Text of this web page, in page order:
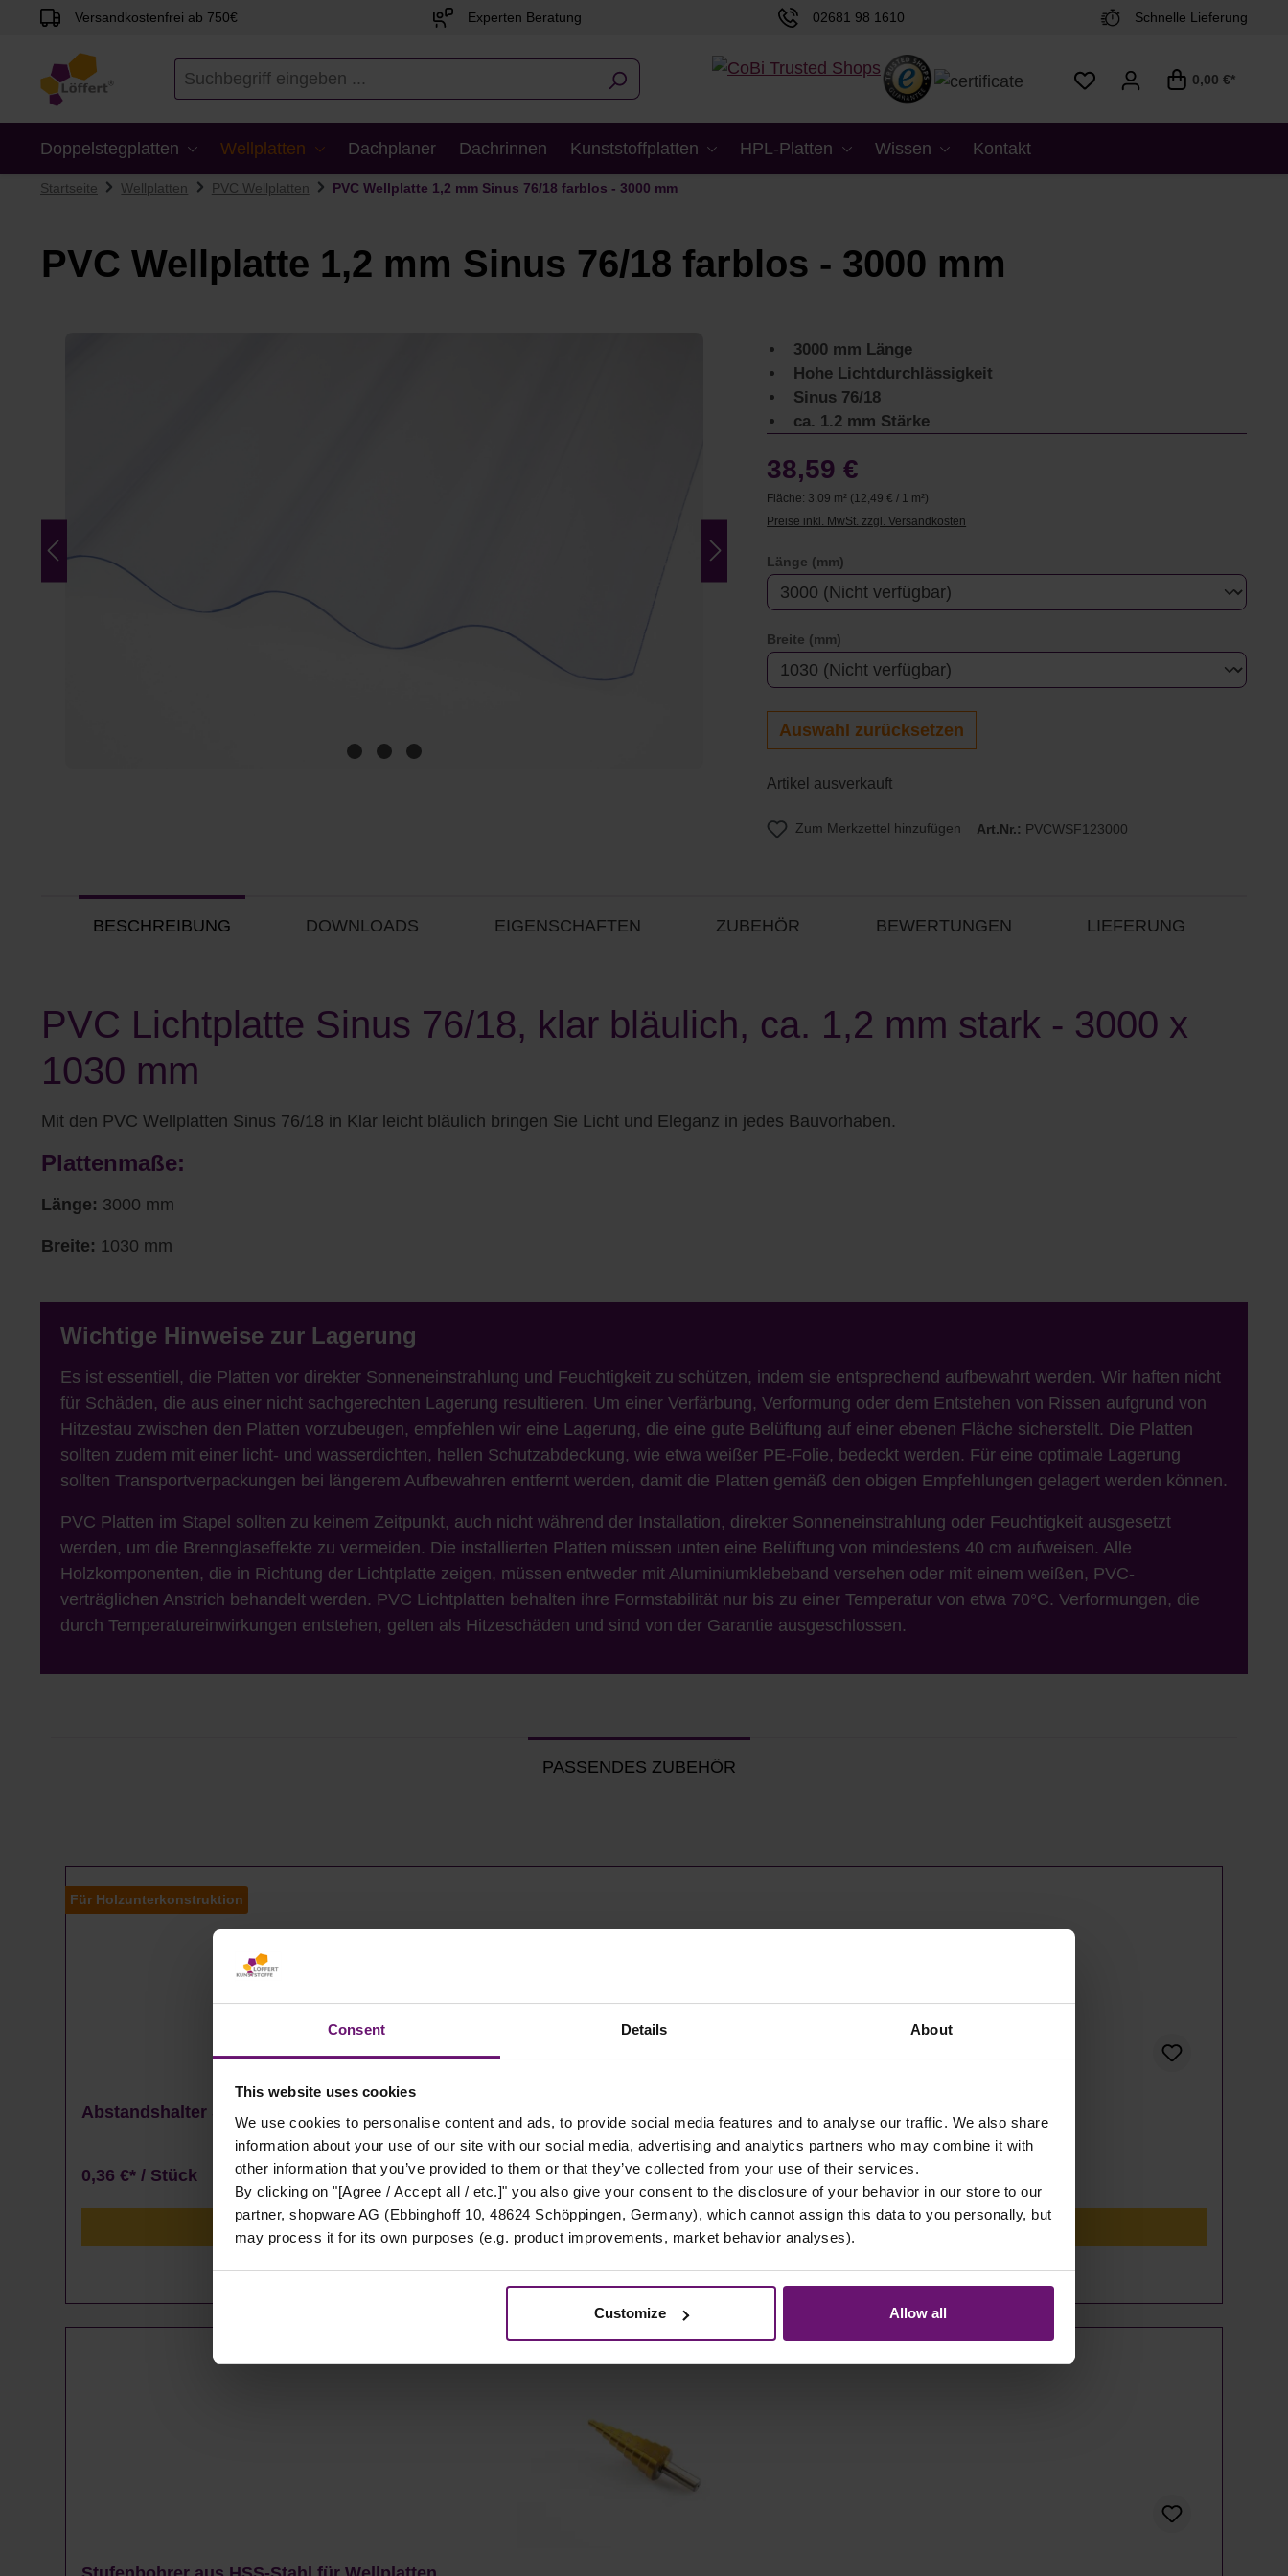
Consent Details About
This website uses cookies
We use cookies to personalise content and ads, to provide social media features and to analyse our traffic. We also share
information about your use of our site with our social media, advertising and analytics partners who may combine it with
other information that you’ve provided to them or that they’ve collected from your use of their services.
By clicking on "[Agree / Accept all / etc.]" you also give your consent to the disclosure of your behavior in our store to our
partner, shopware AG (Ebbinghoff 10, 48624 Schöppingen, Germany), which cannot assign this data to you personally, but
may process it for its own purposes (e.g. product improvements, market behavior analyses).
Customize Allow all
Zur Suche springen
Versandkostenfrei ab 750€ Experten Beratung 02681 98 1610 Schnelle Lieferung
0,00 €*
Doppelstegplatten Wellplatten Dachplaner Dachrinnen Kunststoffplatten HPL-Platten Wissen Kontakt
Startseite Wellplatten PVC Wellplatten PVC Wellplatte 1,2 mm Sinus 76/18 farblos - 3000 mm
PVC Wellplatte 1,2 mm Sinus 76/18 farblos - 3000 mm
3000 mm Länge
Hohe Lichtdurchlässigkeit
Sinus 76/18
ca. 1.2 mm Stärke
38,59 €
Fläche: 3.09 m² (12,49 € / 1 m²)
Preise inkl. MwSt. zzgl. Versandkosten
Länge (mm)
Breite (mm)
Auswahl zurücksetzen
Artikel ausverkauft
Zum Merkzettel hinzufügen Art.Nr.: PVCWSF123000
BESCHREIBUNG DOWNLOADS EIGENSCHAFTEN ZUBEHÖR BEWERTUNGEN LIEFERUNG
PVC Lichtplatte Sinus 76/18, klar bläulich, ca. 1,2 mm stark - 3000 x
1030 mm
Mit den PVC Wellplatten Sinus 76/18 in Klar leicht bläulich bringen Sie Licht und Eleganz in jedes Bauvorhaben.
Plattenmaße:
Länge: 3000 mm
Breite: 1030 mm
Wichtige Hinweise zur Lagerung
Es ist essentiell, die Platten vor direkter Sonneneinstrahlung und Feuchtigkeit zu schützen, indem sie entsprechend aufbewahrt werden. Wir haften nicht
für Schäden, die aus einer nicht sachgerechten Lagerung resultieren. Um einer Verfärbung, Verformung oder dem Entstehen von Rissen aufgrund von
Hitzestau zwischen den Platten vorzubeugen, empfehlen wir eine Lagerung, die eine gute Belüftung auf einer ebenen Fläche sicherstellt. Die Platten
sollten zudem mit einer licht- und wasserdichten, hellen Schutzabdeckung, wie etwa weißer PE-Folie, bedeckt werden. Für eine optimale Lagerung
sollten Transportverpackungen bei längerem Aufbewahren entfernt werden, damit die Platten gemäß den obigen Empfehlungen gelagert werden können.
PVC Platten im Stapel sollten zu keinem Zeitpunkt, auch nicht während der Installation, direkter Sonneneinstrahlung oder Feuchtigkeit ausgesetzt
werden, um die Brennglaseffekte zu vermeiden. Die installierten Platten müssen unten eine Belüftung von mindestens 40 cm aufweisen. Alle
Holzkomponenten, die in Richtung der Lichtplatte zeigen, müssen entweder mit Aluminiumklebeband versehen oder mit einem weißen, PVC-
verträglichen Anstrich behandelt werden. PVC Lichtplatten behalten ihre Formstabilität nur bis zu einer Temperatur von etwa 70°C. Verformungen, die
durch Temperatureinwirkungen entstehen, gelten als Hitzeschäden und sind von der Garantie ausgeschlossen.
PASSENDES ZUBEHÖR
Für Holzunterkonstruktion
Abstandshalter Sinus 76/18 mit Spenglerschrauben 4,5 x 45 mm Set - 50 Stück
0,36 €* / Stück
Details
Artikel auf Lager